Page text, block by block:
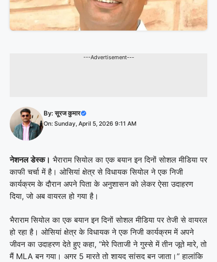
---Advertisement---
By:सूरज कुमार
On: Sunday, April 5, 2026 9:11 AM
नेशनल डेस्क। भैराराम सियोल का एक बयान इन दिनों सोशल मीडिया पर
काफी चर्चा में है। ओसियां क्षेत्र से विधायक सियोल ने एक निजी
कार्यक्रम के दौरान अपने पिता के अनुशासन को लेकर ऐसा उदाहरण
दिया, जो अब वायरल हो गया है।
भैराराम सियोल का एक बयान इन दिनों सोशल मीडिया पर तेजी से वायरल
हो रहा है। ओसियां क्षेत्र के विधायक ने एक निजी कार्यक्रम में अपने
जीवन का उदाहरण देते हुए कहा, “मेरे पिताजी ने गुस्से में तीन जूते मारे, तो
मैं MLA बन गया। अगर 5 मारते तो शायद सांसद बन जाता।” हालांकि